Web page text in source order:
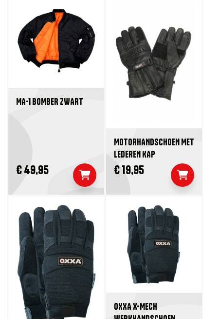
MA-1 BOMBER ZWART
€ 49,95
MOTORHANDSCHOEN MET
LEDEREN KAP
€ 19,95
OXXA X-MECH